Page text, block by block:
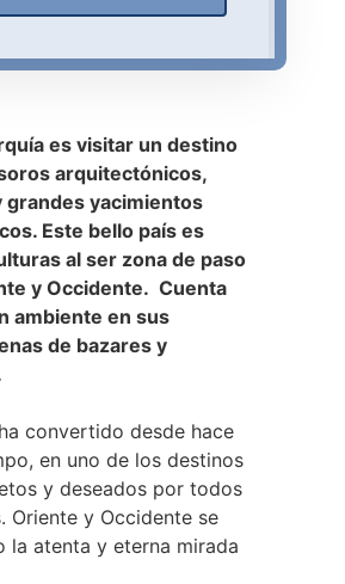
es visitar un destino
arquitectónicos,
grandes yacimientos
Este bello país es
al ser zona de paso
y Occidente. Cuenta
ambiente en sus
de bazares y
convertido desde hace
en uno de los destinos
y deseados por todos
Oriente y Occidente se
la atenta y eterna mirada